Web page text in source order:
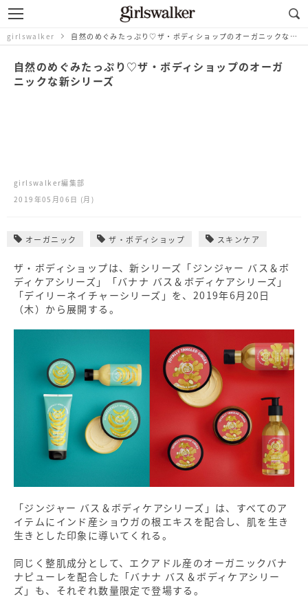
girlswalker 自然のめぐみたっぷり♡ザ・ボディショップのオーガニックな新シリーズ
自然のめぐみたっぷり♡ザ・ボディショップのオーガ
ニックな新シリーズ
girlswalker編集部
2019年05月06日 (月)
オーガニック ザ・ボディショップ スキンケア
ザ・ボディショップは、新シリーズ「ジンジャー バス＆ボ
ディケアシリーズ」「バナナ バス＆ボディケアシリーズ」
「デイリーネイチャーシリーズ」を、2019年6月20日
（木）から展開する。
「ジンジャー バス＆ボディケアシリーズ」は、すべてのア
イテムにインド産ショウガの根エキスを配合し、肌を生き
生きとした印象に導いてくれる。
同じく整肌成分として、エクアドル産のオーガニックバナ
ナピューレを配合した「バナナ バス＆ボディケアシリー
ズ」も、それぞれ数量限定で登場する。